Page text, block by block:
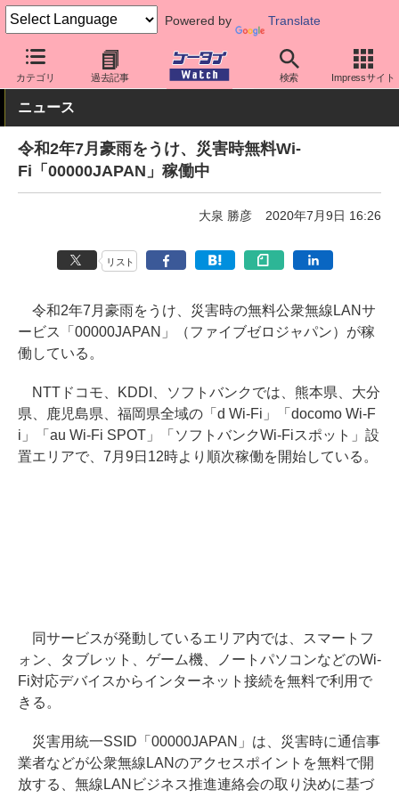
Powered by Translate
カテゴリ 過去記事 検索 Impressサイト
ケータイ Watch 業界動向 災害・防災
ニュース
令和2年7月豪雨をうけ、災害時無料Wi-
Fi「00000JAPAN」稼働中
大泉 勝彦 2020年7月9日 16:26
リスト
令和2年7月豪雨をうけ、災害時の無料公衆無線LANサ
ービス「00000JAPAN」（ファイブゼロジャパン）が稼
働している。
NTTドコモ、KDDI、ソフトバンクでは、熊本県、大分
県、鹿児島県、福岡県全域の「d Wi-Fi」「docomo Wi-F
i」「au Wi-Fi SPOT」「ソフトバンクWi-Fiスポット」設
置エリアで、7月9日12時より順次稼働を開始している。
同サービスが発動しているエリア内では、スマートフ
ォン、タブレット、ゲーム機、ノートパソコンなどのWi-
Fi対応デバイスからインターネット接続を無料で利用で
きる。
災害用統一SSID「00000JAPAN」は、災害時に通信事
業者などが公衆無線LANのアクセスポイントを無料で開
放する、無線LANビジネス推進連絡会の取り決めに基づ